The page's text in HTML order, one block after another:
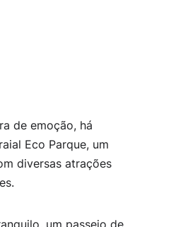
de emoção, há
Eco Parque, um
diversas atrações
um passeio de